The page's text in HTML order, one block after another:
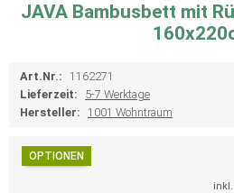
JAVA Bambusbett mit
Art.Nr.: 1162271
Lieferzeit:
5-7 Werktage
Hersteller: 1001 Wohntraum
OPTIONEN
inkl.